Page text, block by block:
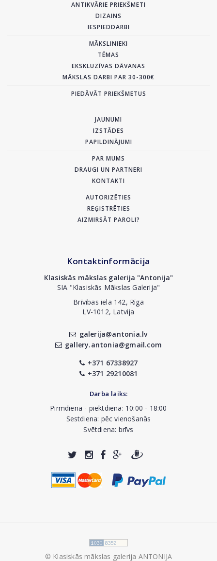
ANTIKVĀRIE PRIEKŠMETI
DIZAINS
IESPIEDDARBI
MĀKSLINIEKI
TĒMAS
EKSKLUZĪVAS DĀVANAS
MĀKSLAS DARBI PAR 30-300€
PIEDĀVĀT PRIEKŠMETUS
JAUNUMI
IZSTĀDES
PAPILDINĀJUMI
PAR MUMS
DRAUGI UN PARTNERI
KONTAKTI
AUTORIZĒTIES
REĢISTRĒTIES
AIZMIRSĀT PAROLI?
Kontaktinformācija
Klasiskās mākslas galerija "Antonija"
SIA "Klasiskās Mākslas Galerija"
Brīvības iela 142, Rīga
LV-1012, Latvija
galerija@antonia.lv
gallery.antonia@gmail.com
+371 67338927
+371 29210081
Darba laiks:
Pirmdiena - piektdiena: 10:00 - 18:00
Sestdiena: pēc vienošanās
Svētdiena: brīvs
© Klasiskās mākslas galerija ANTONIJA